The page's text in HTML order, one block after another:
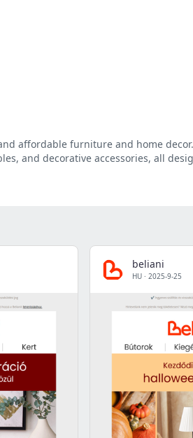
affordable furniture and home
and decorative accessories, all
beliani
HU · 2025-9-25